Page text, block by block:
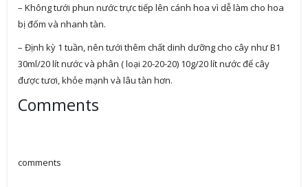
– Không tưới phun nước trực tiếp lên cánh hoa vì dễ làm cho hoa
bị đốm và nhanh tàn.
– Định kỳ 1 tuần, nên tưới thêm chất dinh dưỡng cho cây như B1
30ml/20 lít nước và phân ( loại 20-20-20) 10g/20 lít nước để cây
được tươi, khỏe mạnh và lâu tàn hơn.
Comments
comments